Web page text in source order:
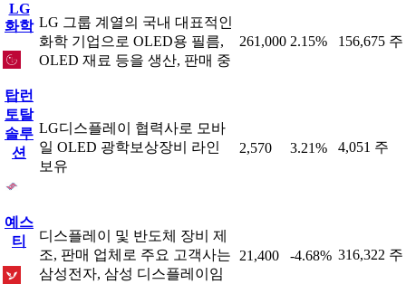
LG
화학 LG 그룹 계열의 국내 대표적인
화학 기업으로 OLED용 필름,
OLED 재료 등을 생산, 판매 중
261,000 2.15% 156,675 주
탑런
토탈
솔루
션
LG디스플레이 협력사로 모바
일 OLED 광학보상장비 라인
보유
2,570 3.21% 4,051 주
예스
티
디스플레이 및 반도체 장비 제
조, 판매 업체로 주요 고객사는
삼성전자, 삼성 디스플레이임
21,400 -4.68% 316,322 주